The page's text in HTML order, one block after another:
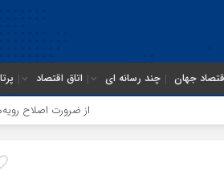
جهان چند رسانه ای اتاق اقتصاد
از ضرورت اصلاح رویه‌های بازرسی تا لزوم